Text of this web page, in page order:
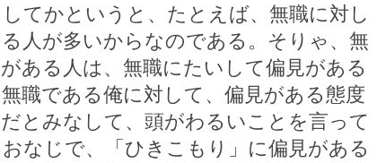
てかというと、たとえば、無職に対し
人が多いからなのである。そりゃ、無
ある人は、無職にたいして偏見がある
職である俺に対して、偏見がある態度
とみなして、頭がわるいことを言って
なじで、「ひきこもり」に偏見がある